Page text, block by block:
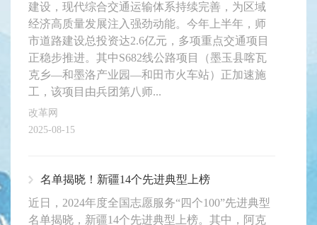
建设，现代综合交通运输体系持续完善，为区域
经济高质量发展注入强劲动能。今年上半年，师
市道路建设总投资达2.6亿元，多项重点交通项目
正稳步推进。其中S682线公路项目（墨玉县喀瓦
克乡—和墨洛产业园—和田市火车站）正加速施
工，该项目由兵团第八师...
改革网
2025-08-15
名单揭晓！新疆14个先进典型上榜
近日，2024年度全国志愿服务“四个100”先进典型
名单揭晓，新疆14个先进典型上榜。其中，阿克